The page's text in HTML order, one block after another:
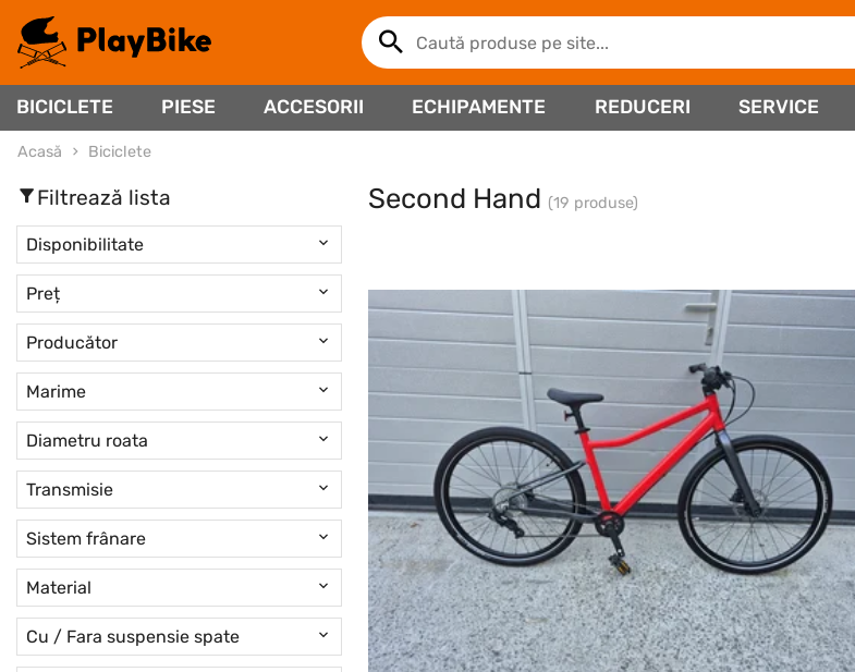
BICICLETE PIESE ACCESORII ECHIPAMENTE REDUCERI SERVICE
Acasă Biciclete
Filtrează lista
Disponibilitate
Preț
Producător
Marime
Diametru roata
Transmisie
Sistem frânare
Material
Cu / Fara suspensie spate
Second Hand (19 produse)